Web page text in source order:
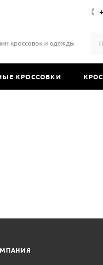
кроссовок и одежды
КРОССОВКИ